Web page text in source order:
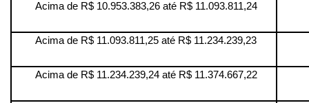
Acima de R$ 10.953.383,26 até R$ 11.093.811,24
Acima de R$ 11.093.811,25 até R$ 11.234.239,23
Acima de R$ 11.234.239,24 até R$ 11.374.667,22